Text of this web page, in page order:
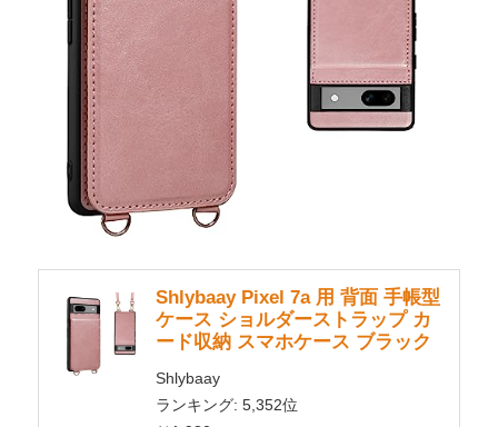
Shlybaay Pixel 7a 用 背面 手帳型
ケース ショルダーストラップ カ
ード収納 スマホケース ブラック
Shlybaay
ランキング: 5,352位